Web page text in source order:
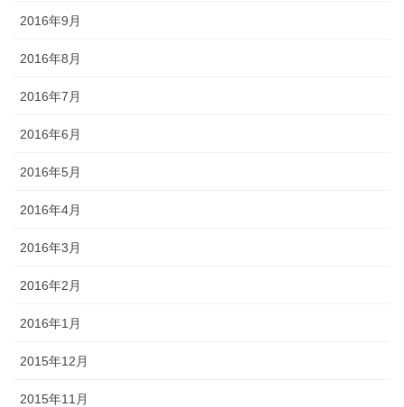
2016年9月
2016年8月
2016年7月
2016年6月
2016年5月
2016年4月
2016年3月
2016年2月
2016年1月
2015年12月
2015年11月